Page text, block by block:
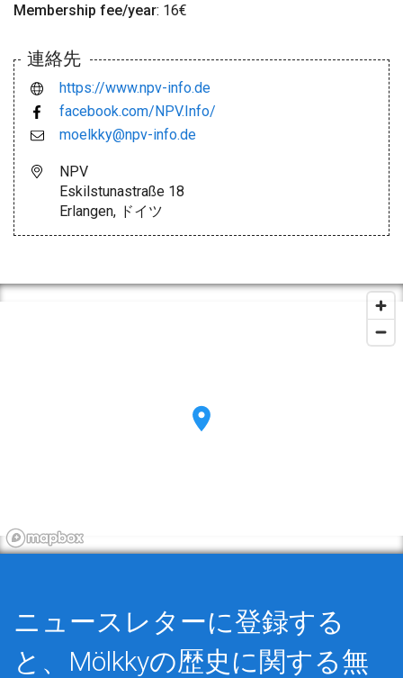
Membership fee/year: 16€
連絡先
https://www.npv-info.de
facebook.com/NPV.Info/
moelkky@npv-info.de
NPV
Eskilstunastraße 18
Erlangen, ドイツ
ニュースレターに登録する
と、Mölkkyの歴史に関する無